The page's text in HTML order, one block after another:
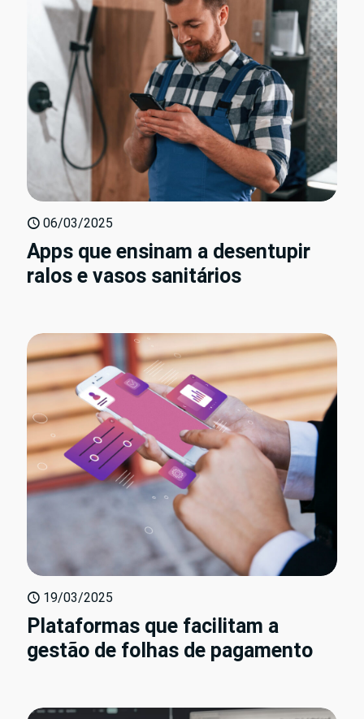
06/03/2025
Apps que ensinam a desentupir
ralos e vasos sanitários
19/03/2025
Plataformas que facilitam a
gestão de folhas de pagamento